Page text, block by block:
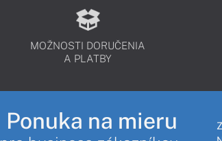
MOŽNOSTI DORUČENIA
A PLATBY
Ponuka na mieru